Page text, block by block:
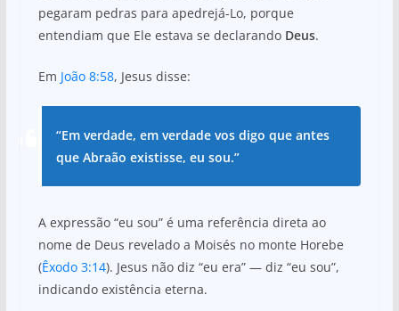
pegaram pedras para apedrejá-Lo, porque
entendiam que Ele estava se declarando Deus.
Em João 8:58, Jesus disse:
“Em verdade, em verdade vos digo que antes
que Abraão existisse, eu sou.”
A expressão “eu sou” é uma referência direta ao
nome de Deus revelado a Moisés no monte Horebe
(Êxodo 3:14). Jesus não diz “eu era” — diz “eu sou”,
indicando existência eterna.